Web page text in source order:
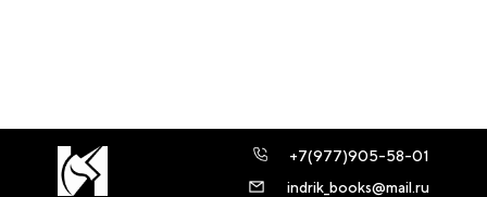
+7(977)905-58-01
indrik_books@mail.ru